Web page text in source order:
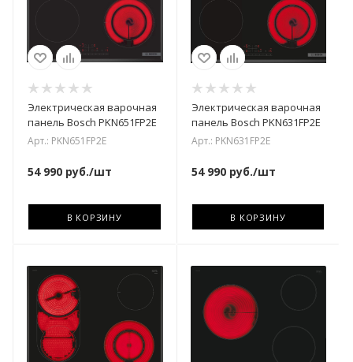
Электрическая варочная
панель Bosch PKN651FP2E
Арт.: PKN651FP2E
54 990 руб./шт
В КОРЗИНУ
Электрическая варочная
панель Bosch PKN631FP2E
Арт.: PKN631FP2E
54 990руб./шт
В КОРЗИНУ